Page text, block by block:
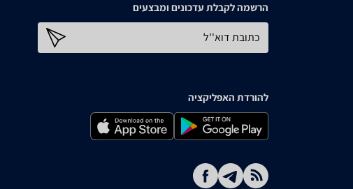
הרשמה לקבלת עדכונים ומבצעים
כתובת דוא''ל
להורדת האפליקציה